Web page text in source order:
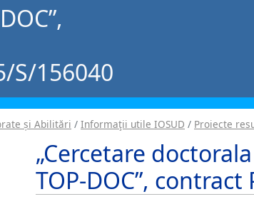
S/156040
și Abilitări Informaţii utile IOSUD Proiecte
„Cercetare
TOP-DOC”,